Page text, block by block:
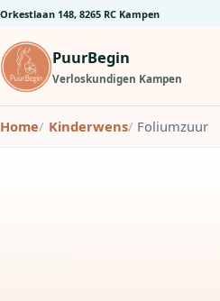
Orkestlaan 148, 8265 RC Kampen
PuurBegin
Verloskundigen Kampen
Home Kinderwens Foliumzuur